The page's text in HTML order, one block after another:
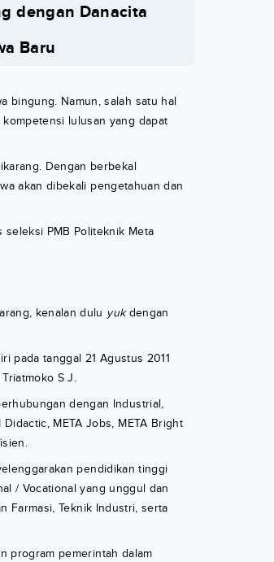
dengan Danacita
Baru
bingung. Namun, salah satu hal
lulusan yang dapat
Dengan berbekal
akan dibekali pengetahuan dan
PMB Politeknik Meta
kenalan dulu yukdengan
pada tanggal 21 Agustus 2011
S J.
dengan Industrial,
META Jobs, META Bright
pendidikan tinggi
/ Vocational yang unggul dan
Farmasi, Teknik Industri, serta
program pemerintah dalam